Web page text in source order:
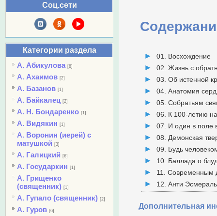
Соц.сети
Категории раздела
А. Абикулова [8]
А. Ахаимов [2]
А. Базанов [1]
А. Байкалец [2]
А. Н. Бондаренко [1]
А. Видякин [1]
А. Воронин (иерей) с
матушкой [3]
А. Галицкий [6]
А. Государкин [1]
А. Грищенко
(священник) [1]
А. Гупало (священник) [2]
А. Гуров [6]
01. Восхождение
02. Жизнь с
03. Об истенной
04. Анатомия
05. Собратьям
06. К 100-летию
07. И один в поле
08. Демонская
09. Будь
10. Баллада о
11. Современным
12. Анти
Дополнительная